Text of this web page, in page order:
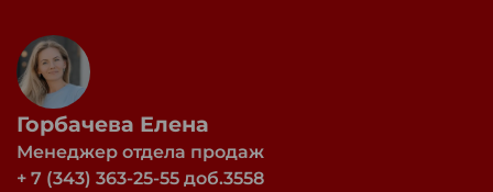
Горбачева Елена
Менеджер отдела продаж
+ 7 (343) 363-25-55 доб.3558